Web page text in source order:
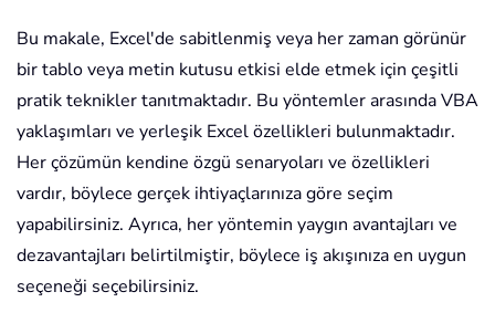
Bu makale, Excel'de sabitlenmiş veya her zaman görünür
bir tablo veya metin kutusu etkisi elde etmek için çeşitli
pratik teknikler tanıtmaktadır. Bu yöntemler arasında VBA
yaklaşımları ve yerleşik Excel özellikleri bulunmaktadır.
Her çözümün kendine özgü senaryoları ve özellikleri
vardır, böylece gerçek ihtiyaçlarınıza göre seçim
yapabilirsiniz. Ayrıca, her yöntemin yaygın avantajları ve
dezavantajları belirtilmiştir, böylece iş akışınıza en uygun
seçeneği seçebilirsiniz.